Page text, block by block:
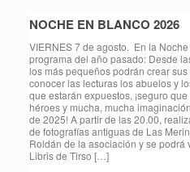
NOCHE EN BLANCO 2026
VIERNES 7 de agosto. En la
programa del año pasado: Desde
los más pequeños podrán crear
conocer las lecturas los abuelos y
que estarán expuestos, ¡seguro
héroes y mucha, mucha
de 2025! A partir de las 20.00,
de fotografías antiguas de Las
Roldán de la asociación y se podrá
Libris de Tirso […]